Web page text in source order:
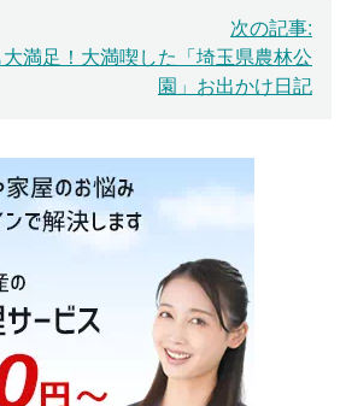
次の記事:
満足！大満喫した「埼玉県農林公
園」お出かけ日記